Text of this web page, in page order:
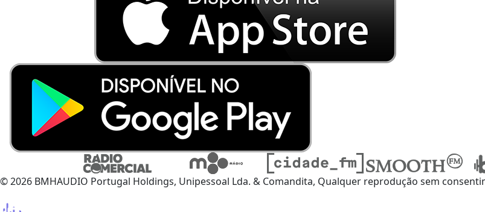
© 2026 BMHAUDIO Portugal Holdings, Unipessoal Lda. & Comandita, Qualquer reprodução sem